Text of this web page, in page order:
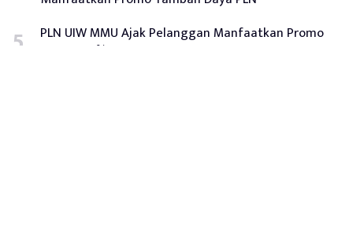
PLN UIW MMU Ajak Pelanggan Manfaatkan Promo
Diskon 50% Tambah Daya Hingga 28 April 2026